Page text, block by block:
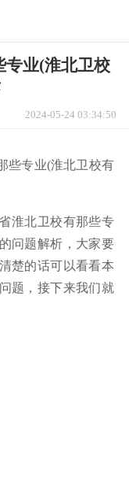
专业(淮北卫校
2024-05-24 03:34:50
些专业(淮北卫校有
淮北卫校有那些专
问题解析，大家要
楚的话可以看看本
题，接下来我们就